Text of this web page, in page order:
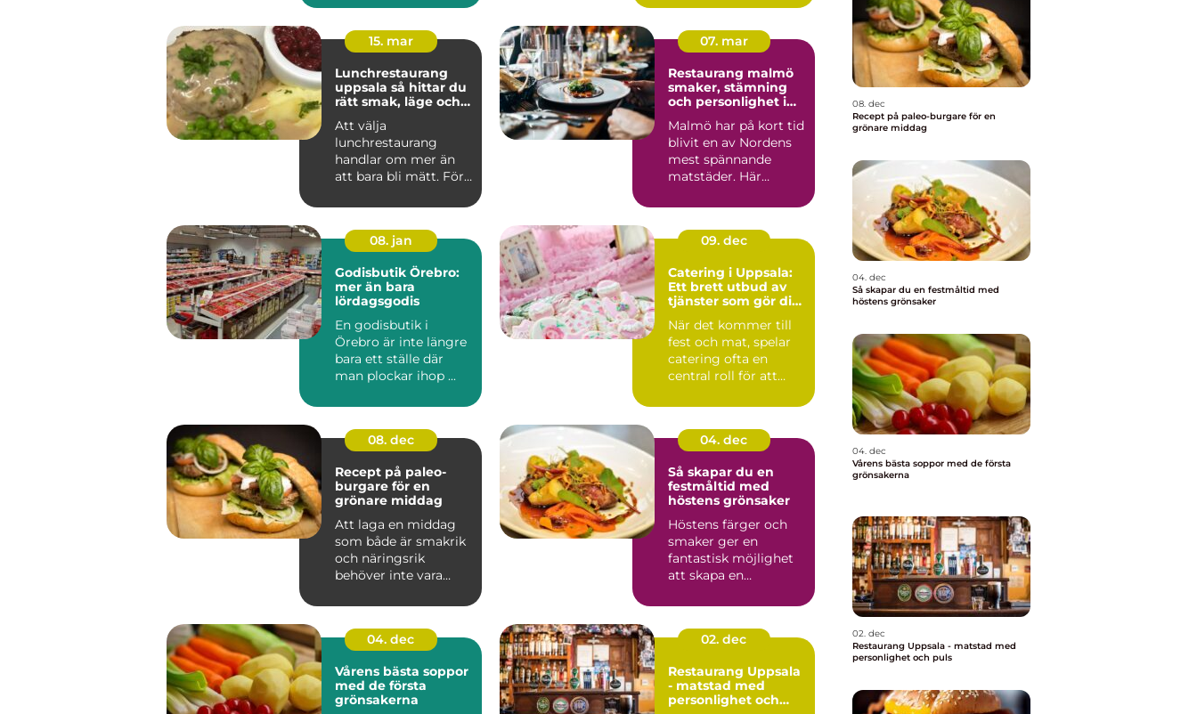
spelar en större...
avst...
15. mar
Lunchrestaurang
uppsala så hittar du
rätt smak, läge och
Att välja
lunchrestaurang
handlar om mer än
att bara bli mätt. För
dagens paus, ett...
07. mar
Restaurang malmö
smaker, stämning
och personlighet i
Malmö har på kort tid
blivit en av Nordens
mest spännande
matstäder. Här
kvarterskrogar m...
08. jan
Godisbutik Örebro:
mer än bara
lördagsgodis
En godisbutik i
Örebro är inte längre
bara ett ställe där
man plockar ihop ...
09. dec
Catering i Uppsala:
Ett brett utbud av
tjänster som gör din
När det kommer till
fest och mat, spelar
catering ofta en
central roll för att
08. dec
Recept på paleo-
burgare för en
grönare middag
Att laga en middag
som både är smakrik
och näringsrik
behöver inte vara
04. dec
Så skapar du en
festmåltid med
höstens grönsaker
Höstens färger och
smaker ger en
fantastisk möjlighet
att skapa en
04. dec
Vårens bästa soppor
med de första
grönsakerna
02. dec
Restaurang Uppsala
- matstad med
personlighet och
08. dec
Recept på paleo-burgare för en
grönare middag
04. dec
Så skapar du en festmåltid med
höstens grönsaker
04. dec
Vårens bästa soppor med de första
grönsakerna
02. dec
Restaurang Uppsala - matstad med
personlighet och puls